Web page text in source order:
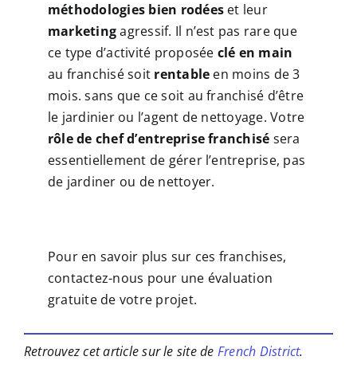
méthodologies bien rodéeset leur
marketingagressif. Il n’est pas rare que
ce type d’activité proposée clé en main
au franchisé soit rentable en moins de 3
mois. sans que ce soit au franchisé d’être
le jardinier ou l’agent de nettoyage. Votre
rôle de chef d’entreprise franchisé sera
essentiellement de gérer l’entreprise, pas
de jardiner ou de nettoyer.
Pour en savoir plus sur ces franchises,
contactez-nous pour une évaluation
gratuite de votre projet.
Retrouvez cet article sur le site de French District.